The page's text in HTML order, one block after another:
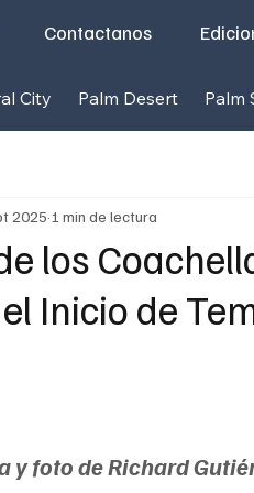
City Palm Desert Palm
Contactanos
los
Inicio de
2025 1 min de lectura
y foto de Richard